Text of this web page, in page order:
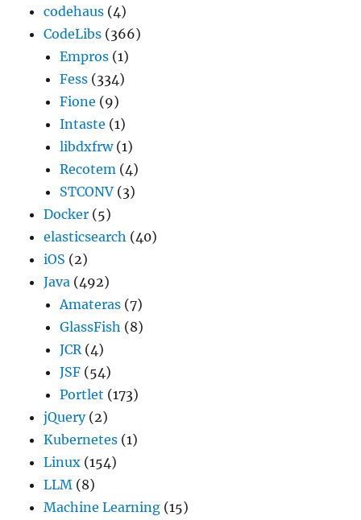
codehaus (4)
CodeLibs (366)
Empros (1)
Fess (334)
Fione (9)
Intaste (1)
libdxfrw(1)
Recotem (4)
STCONV (3)
Docker (5)
elasticsearch (40)
iOS (2)
Java (492)
Amateras (7)
GlassFish (8)
JCR(4)
JSF (54)
Portlet (173)
jQuery(2)
Kubernetes (1)
Linux (154)
LLM (8)
Machine Learning (15)